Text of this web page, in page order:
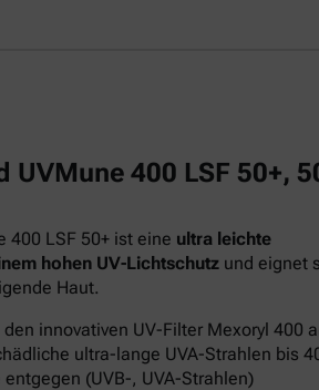
400 LSF 50+,
400 LSF 50+ ist eine ultra leichte
hohen UV-Lichtschutz und eignet
Haut.
innovativen UV-Filter Mexoryl 400
ultra-lange UVA-Strahlen bis
(UVB-, UVA-Strahlen)